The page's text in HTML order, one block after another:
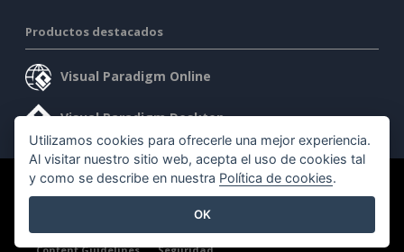
Productos destacados
Visual Paradigm Online
Visual Paradigm Desktop
©2026 by Visual Paradigm. Todos los derechos reservados.
Utilizamos cookies para ofrecerle una mejor experiencia.
Al visitar nuestro sitio web, acepta el uso de cookies tal
y como se describe en nuestra Política de cookies.
OK